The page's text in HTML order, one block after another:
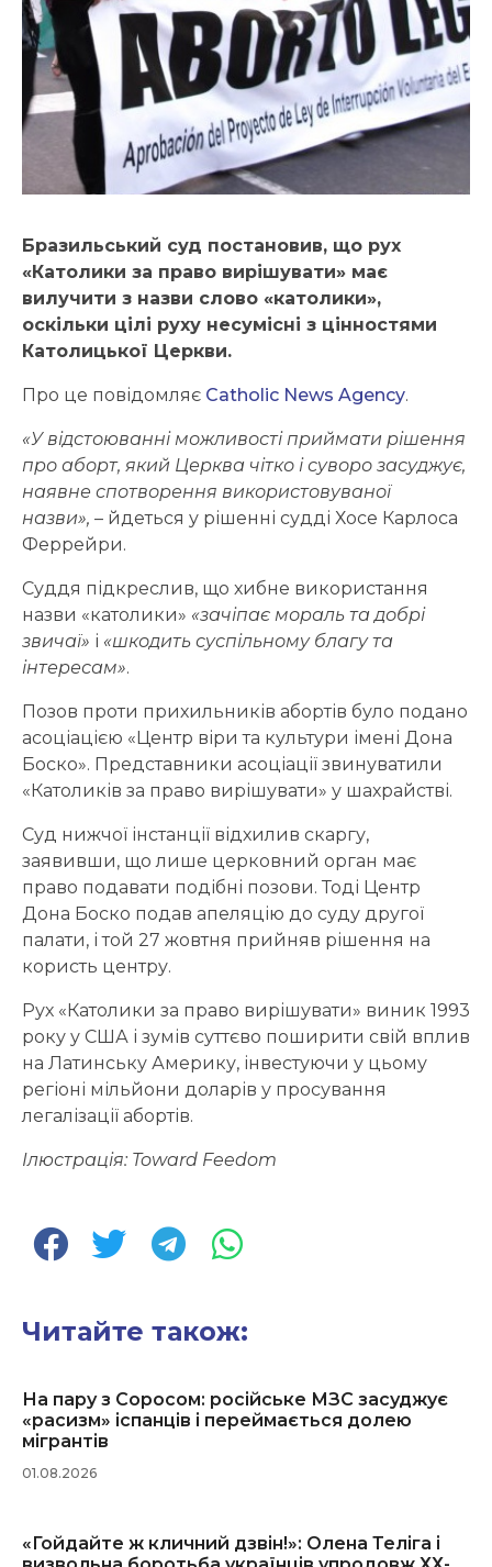
Бразильський суд постановив, що рух
«Католики за право вирішувати» має
вилучити з назви слово «католики»,
оскільки цілі руху несумісні з цінностями
Католицької Церкви.
Про це повідомляє Catholic News Agency.
«У відстоюванні можливості приймати рішення
про аборт, який Церква чітко і суворо засуджує,
наявне спотворення використовуваної
назви», – йдеться у рішенні судді Хосе Карлоса
Феррейри.
Суддя підкреслив, що хибне використання
назви «католики» «зачіпає мораль та добрі
звичаї» і «шкодить суспільному благу та
інтересам».
Позов проти прихильників абортів було подано
асоціацією «Центр віри та культури імені Дона
Боско». Представники асоціації звинуватили
«Католиків за право вирішувати» у шахрайстві.
Суд нижчої інстанції відхилив скаргу,
заявивши, що лише церковний орган має
право подавати подібні позови. Тоді Центр
Дона Боско подав апеляцію до суду другої
палати, і той 27 жовтня прийняв рішення на
користь центру.
Рух «Католики за право вирішувати» виник 1993
року у США і зумів суттєво поширити свій вплив
на Латинську Америку, інвестуючи у цьому
регіоні мільйони доларів у просування
легалізації абортів.
Ілюстрація: Toward Feedom
Читайте також:
На пару з Соросом: російське МЗС засуджує
«расизм» іспанців і переймається долею
мігрантів
01.08.2026
«Гойдайте ж кличний дзвін!»: Олена Теліга і